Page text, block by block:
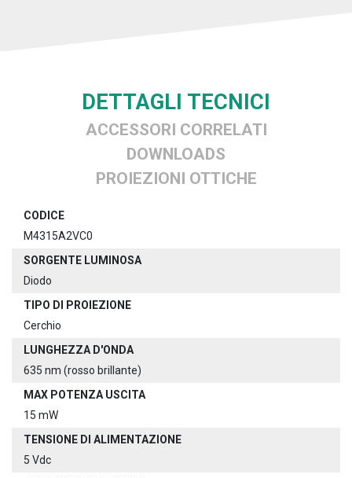
DETTAGLI TECNICI
ACCESSORI CORRELATI
DOWNLOADS
PROIEZIONI OTTICHE
CODICE
M4315A2VC0
SORGENTE LUMINOSA
Diodo
TIPO DI PROIEZIONE
Cerchio
LUNGHEZZA D'ONDA
635 nm (rosso brillante)
MAX POTENZA USCITA
15 mW
TENSIONE DI ALIMENTAZIONE
5 Vdc